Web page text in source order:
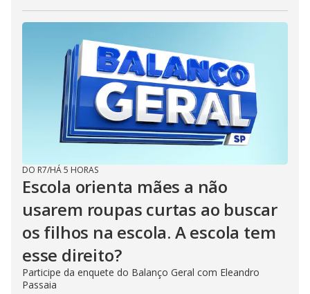
DO R7/HÁ 5 HORAS
Escola orienta mães a não
usarem roupas curtas ao buscar
os filhos na escola. A escola tem
esse direito?
Participe da enquete do Balanço Geral com Eleandro
Passaia